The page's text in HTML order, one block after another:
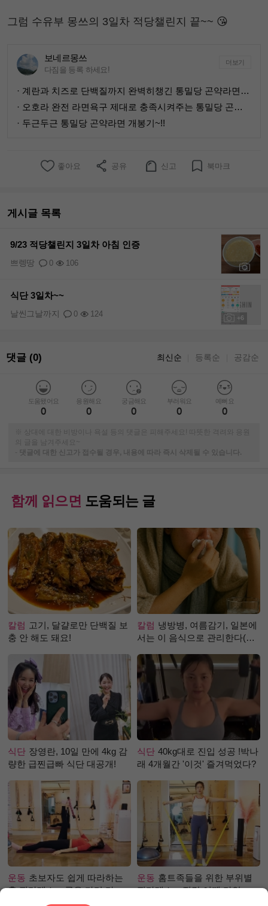
그럼 수유부 몽쓰의 3일차 적당챌린지 끝~~ 😘
보네르몽쓰
다짐을 등록 하세요!
더보기
· 계란과 치즈로 단백질까지 완벽히챙긴 통밀당 곤약라면 🧡
· 오호라 완전 라면욕구 제대로 충족시켜주는 통밀당 곤약라면!!
· 두근두근 통밀당 곤약라면 개봉기~!!
좋아요 공유 신고 북마크
게시글 목록
9/23 적당챌린지 3일차 아침 인증
0 106
쁘렝땅
+6
식단 3일차~~
0 124
날씬그날까지
댓글 (0) 최신순 등록순 공감순
도움됐어요
0
응원해요
0
궁금해요
0
부러워요
0
예뻐요
0
※ 상대에 대한 비방이나 욕설 등의 댓글은 피해주세요! 따뜻한 격려와 응원
의 글을 남겨주세요~
-
댓글에 대한 신고가 접수될 경우, 내용에 따라 즉시 삭제될 수 있습니다.
함께 읽으면 도움되는 글
칼럼 고기, 달걀로만 단백질 보
충 안 해도 돼요!
칼럼 냉방병, 여름감기, 일본에
서는 이 음식으로 관리한다(생
식단 장영란, 10일 만에 4kg 감
량한 급찐급빠 식단 대공개!
식단 40kg대로 진입 성공 !박나
래 4개월간 '이것' 즐겨먹었다?
운동 초보자도 쉽게 따라하는
홈 필라테스 – 곧은 다리 라인
운동 홈트족들을 위한 부위별
필라테스 – 직각 어깨 라인 만